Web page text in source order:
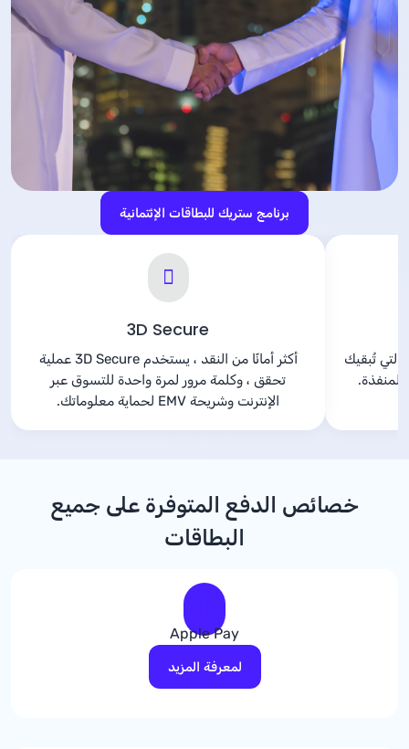
برنامج ستريك للبطاقات الإئتمانية
خدمة مجانيّة عبر الرسائل القصيرة SMS التي تُبقيك
3D Secure
أكثر أمانًا من النقد ، يستخدم 3D Secure عملية
تحقق ، وكلمة مرور لمرة واحدة للتسوق عبر
الإنترنت وشريحة EMV لحماية معلوماتك.
خصائص الدفع المتوفرة على جميع
البطاقات
Apple Pay
لمعرفة المزيد